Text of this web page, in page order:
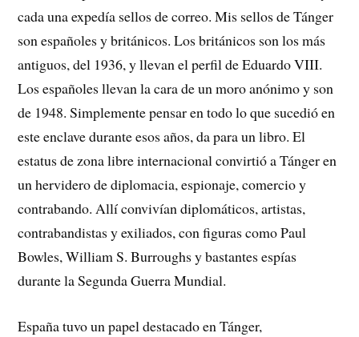
cada una expedía sellos de correo. Mis sellos de Tánger
son españoles y británicos. Los británicos son los más
antiguos, del 1936, y llevan el perfil de Eduardo VIII.
Los españoles llevan la cara de un moro anónimo y son
de 1948. Simplemente pensar en todo lo que sucedió en
este enclave durante esos años, da para un libro. El
estatus de zona libre internacional convirtió a Tánger en
un hervidero de diplomacia, espionaje, comercio y
contrabando. Allí convivían diplomáticos, artistas,
contrabandistas y exiliados, con figuras como Paul
Bowles, William S. Burroughs y bastantes espías
durante la Segunda Guerra Mundial.
España tuvo un papel destacado en Tánger,